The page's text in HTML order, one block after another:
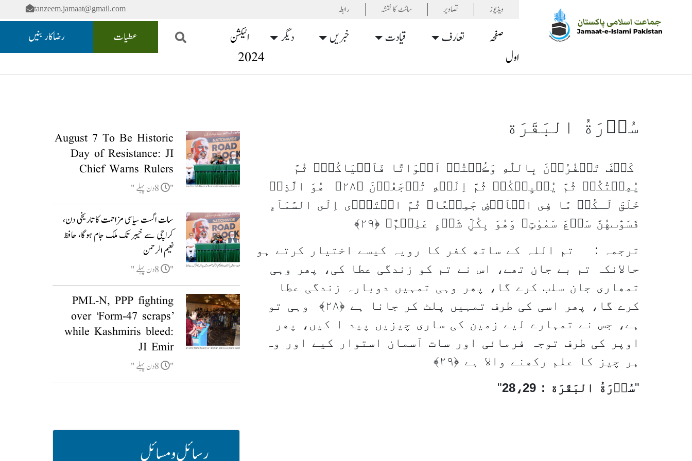
ویڈیوز تصاویر سائٹ کا نقشہ رابطہ tanzeem.jamaat@gmail.com
صفحہ
اول
تعارف قیادت خبریں دیگر
الیکشن
2024
عطیات رضاکار بنیں
سُوۡرَةُ البَقَرَة
كَيۡفَ تَكۡفُرُوۡنَ بِاللّٰهِ وَڪُنۡتُمۡ اَمۡوَاتًا فَاَحۡيَاکُمۡ‌ۚ ثُمَّ
يُمِيۡتُكُمۡ ثُمَّ يُحۡيِيۡكُمۡ ثُمَّ اِلَيۡهِ تُرۡجَعُوۡنَ‏ ﴿۲۸﴾ هُوَ الَّذِىۡ
خَلَقَ لَـكُمۡ مَّا فِى الۡاَرۡضِ جَمِيۡعًا ثُمَّ اسۡتَوٰۤى اِلَى السَّمَآءِ
فَسَوّٰٮهُنَّ سَبۡعَ سَمٰوٰتٍ‌ؕ وَهُوَ بِكُلِّ شَىۡءٍ عَلِيۡمٌ‏ ﴿۲۹﴾
ترجمہ : تم اللہ کے ساتھ کفر کا رویہ کیسے اختیار کرتے ہو
حالانکہ تم بے جان تھے، اس نے تم کو زندگی عطا کی، پھر وہی
تمھاری جان سلب کرے گا، پھر وہی تمہیں دوبارہ زندگی عطا
کرے گا، پھر اسی کی طرف تمہیں پلٹ کر جانا ہے ﴿۲۸﴾ وہی تو
ہے، جس نے تمہارے لیے زمین کی ساری چیزیں پید ا کیں، پھر
اوپر کی طرف توجہ فرمائی اور سات آسمان استوار کیے اور وہ
ہر چیز کا علم رکھنے والا ہے ﴿۲۹﴾
سُوۡرَةُ البَقَرَة : 28،29
August 7 To Be Historic
Day of Resistance: JI
Chief Warns Rulers
سات اگست سیاسی مزاحمت کا تاریخی دن،
کراچی سے خیبر تک ملک جام ہوگا، حافظ
نعیم الرحمن
PML-N, PPP fighting
over ‘Form-47 scraps’
while Kashmiris bleed:
JI Emir
رسائل و مسائل